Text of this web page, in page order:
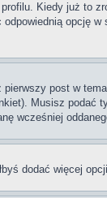
Kiedy już to
opcję
post w
Musisz
wcześniej
dodać więcej